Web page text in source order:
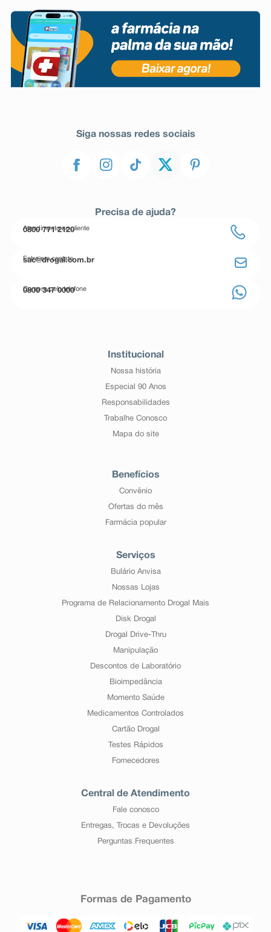
Siga nossas redes sociais
Precisa de ajuda?
Atendimento ao cliente
0800 771 2120
Entre em contato
sac@drogal.com.br
Compre pelo telefone
0800 347 0000
Institucional
Nossa história
Especial 90 Anos
Responsabilidades
Trabalhe Conosco
Mapa do site
Benefícios
Convênio
Ofertas do mês
Farmácia popular
Serviços
Bulário Anvisa
Nossas Lojas
Programa de Relacionamento Drogal Mais
Disk Drogal
Drogal Drive-Thru
Manipulação
Descontos de Laboratório
Bioimpedância
Momento Saúde
Medicamentos Controlados
Cartão Drogal
Testes Rápidos
Fornecedores
Central de Atendimento
Fale conosco
Entregas, Trocas e Devoluções
Perguntas Frequentes
Formas de Pagamento